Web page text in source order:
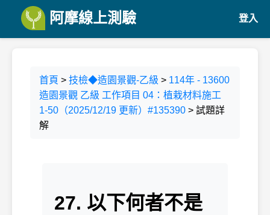
阿摩線上測驗 登入
首頁 > 技檢◆造園景觀-乙級 > 114年 - 13600
造園景觀 乙級 工作項目 04：植栽材料施工
1-50（2025/12/19 更新）#135390 > 試題詳
解
27. 以下何者不是